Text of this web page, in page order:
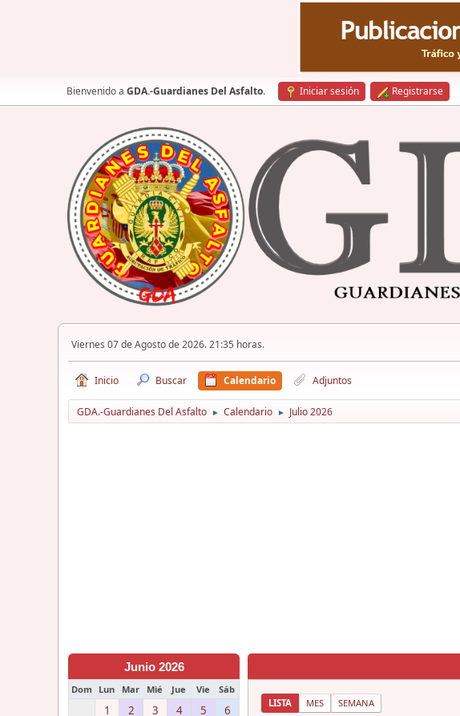
Bienvenido a GDA.-Guardianes Del Asfalto. Iniciar sesión Registrarse
Viernes 07 de Agosto de 2026. 21:35 horas.
Inicio Buscar Calendario Adjuntos
GDA.-Guardianes Del Asfalto ► Calendario ► Julio 2026
Junio 2026
Dom Lun Mar Mié Jue Vie Sáb
1 2 3 4 5
6
LISTA MES SEMANA